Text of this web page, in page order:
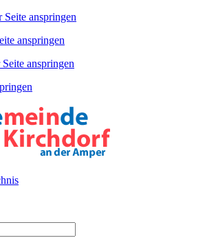
anspringen
anspringen
anspringen